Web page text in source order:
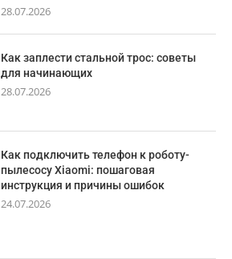
28.07.2026
Как заплести стальной трос: советы
для начинающих
28.07.2026
Как подключить телефон к роботу-
пылесосу Xiaomi: пошаговая
инструкция и причины ошибок
24.07.2026